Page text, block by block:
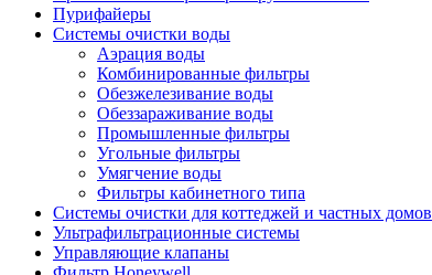
Пурифайеры
Системы очистки воды
Аэрация воды
Комбинированные фильтры
Обезжелезивание воды
Обеззараживание воды
Промышленные фильтры
Угольные фильтры
Умягчение воды
Фильтры кабинетного типа
Системы очистки для коттеджей и частных домов
Ультрафильтрационные системы
Управляющие клапаны